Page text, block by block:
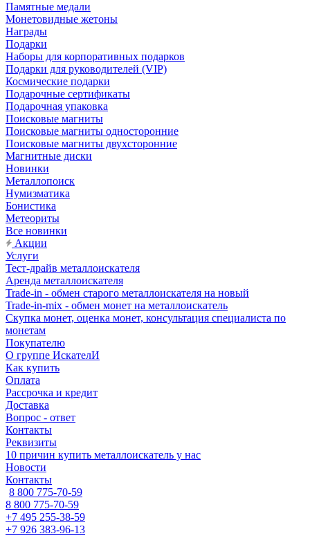
Памятные медали
Монетовидные жетоны
Награды
Подарки
Наборы для корпоративных подарков
Подарки для руководителей (VIP)
Космические подарки
Подарочные сертификаты
Подарочная упаковка
Поисковые магниты
Поисковые магниты односторонние
Поисковые магниты двухсторонние
Магнитные диски
Новинки
Металлопоиск
Нумизматика
Бонистика
Метеориты
Все новинки
Акции
Услуги
Тест-драйв металлоискателя
Аренда металлоискателя
Trade-in - обмен старого металлоискателя на новый
Trade-in-mix - обмен монет на металлоискатель
Скупка монет, оценка монет, консультация специалиста по
монетам
Покупателю
О группе ИскателИ
Как купить
Оплата
Рассрочка и кредит
Доставка
Вопрос - ответ
Контакты
Реквизиты
10 причин купить металлоискатель у нас
Новости
Контакты
8 800 775-70-59
8 800 775-70-59
+7 495 255-38-59
+7 926 383-96-13